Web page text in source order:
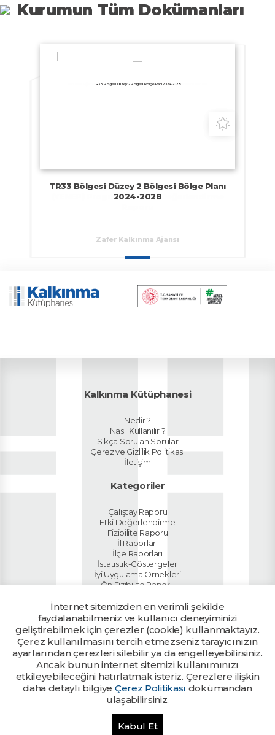
Kurumun Tüm Dokümanları
TR33 Bölgesi Düzey 2 Bölgesi Bölge Planı 2024-2028
TR33 Bölgesi Düzey 2 Bölgesi Bölge Planı
2024-2028
Zafer Kalkınma Ajansı
İnternet sitemizden en verimli şekilde
faydalanabilmeniz ve kullanıcı deneyiminizi
geliştirebilmek için çerezler (cookie) kullanmaktayız.
Çerez kullanılmasını tercih etmezseniz tarayıcınızın
ayarlarından çerezleri silebilir ya da engelleyebilirsiniz.
Ancak bunun internet sitemizi kullanımınızı
etkileyebileceğini hatırlatmak isteriz. Çerezlere ilişkin
daha detaylı bilgiye Çerez Politikası dokümandan
ulaşabilirsiniz.
Kabul Et
Kalkınma Kütüphanesi
Nedir ?
Nasıl Kullanılır ?
Sıkça Sorulan Sorular
Çerez ve Gizlilik Politikası
İletişim
Kategoriler
Çalıştay Raporu
Etki Değerlendirme
Fizibilite Raporu
İl Raporları
İlçe Raporları
İstatistik-Göstergeler
İyi Uygulama Örnekleri
Ön Fizibilite Raporu
Sektör Raporları
Tanıtım Dokümanı
Ülke Raporu
Yatırım Rehberi
Kalkınma Ajanslarının yetkili
birimlerine tanımlanan kullanıcı
bilgileri ile giriş yapılabilir.
Ajans Girişi
Bu sitede yayınlanan her türlü bilgi ve belge T.C. Sanayi ve Teknoloji